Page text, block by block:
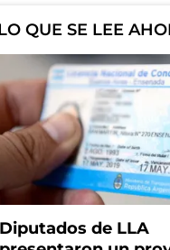
QUE SE LEE
Diputados de LLA